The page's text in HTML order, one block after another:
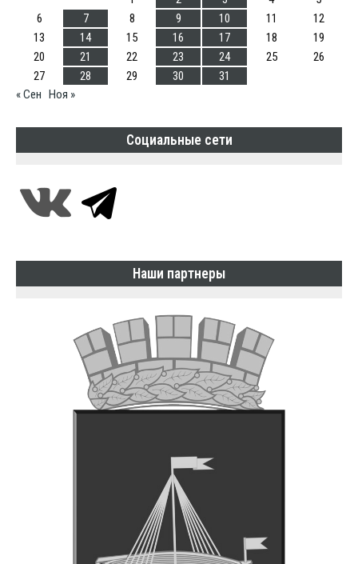
6
7 8 9 10 11
12
13
14 15 16 17 18
19
20
21 22 23 24 25
26
27
28 29 30
31
« Сен Ноя »
Социальные сети
Наши партнеры